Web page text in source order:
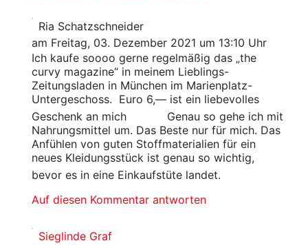
Ria Schatzschneider
am Freitag, 03. Dezember 2021 um 13:10 Uhr
Ich kaufe soooo gerne regelmäßig das „the
curvy magazine“ in meinem Lieblings-
Zeitungsladen in München im Marienplatz-
Untergeschoss. Euro 6,— ist ein liebevolles
Geschenk an mich
Genau so gehe ich mit
Nahrungsmittel um. Das Beste nur für mich. Das
Anfühlen von guten Stoffmaterialien für ein
neues Kleidungsstück ist genau so wichtig,
bevor es in eine Einkaufstüte landet.
Auf diesen Kommentar antworten
Sieglinde Graf